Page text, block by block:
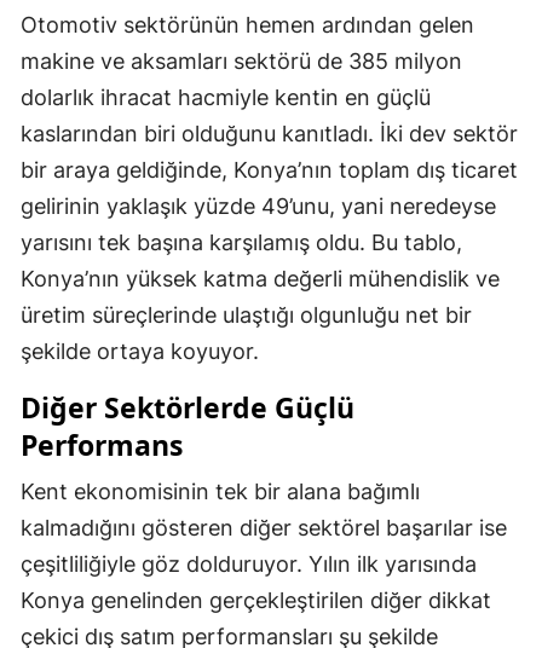
Otomotiv sektörünün hemen ardından gelen
makine ve aksamları sektörü de 385 milyon
dolarlık ihracat hacmiyle kentin en güçlü
kaslarından biri olduğunu kanıtladı. İki dev sektör
bir araya geldiğinde, Konya’nın toplam dış ticaret
gelirinin yaklaşık yüzde 49’unu, yani neredeyse
yarısını tek başına karşılamış oldu. Bu tablo,
Konya’nın yüksek katma değerli mühendislik ve
üretim süreçlerinde ulaştığı olgunluğu net bir
şekilde ortaya koyuyor.
Diğer Sektörlerde Güçlü
Performans
Kent ekonomisinin tek bir alana bağımlı
kalmadığını gösteren diğer sektörel başarılar ise
çeşitliliğiyle göz dolduruyor. Yılın ilk yarısında
Konya genelinden gerçekleştirilen diğer dikkat
çekici dış satım performansları şu şekilde